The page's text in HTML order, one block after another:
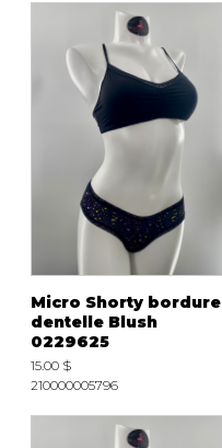
Micro Shorty bordure
dentelle Blush
0229625
15.00 $
210000005796